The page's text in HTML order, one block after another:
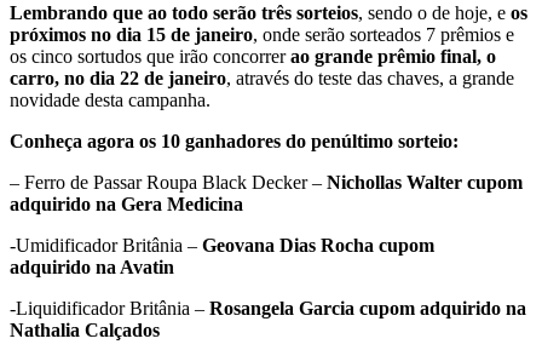
Lembrando que ao todo serão três sorteios, sendo o de hoje, e os
próximos no dia 15 de janeiro, onde serão sorteados 7 prêmios e
os cinco sortudos que irão concorrerao grande prêmio final, o
carro, no dia 22 de janeiro, através do teste das chaves, a grande
novidade desta campanha.
Conheça agora os 10 ganhadores do penúltimo sorteio:
– Ferro de Passar Roupa Black Decker – Nichollas Walter cupom
adquirido na Gera Medicina
-Umidificador Britânia – Geovana Dias Rocha cupom
adquirido na Avatin
-Liquidificador Britânia – Rosangela Garcia cupom adquirido na
Nathalia Calçados